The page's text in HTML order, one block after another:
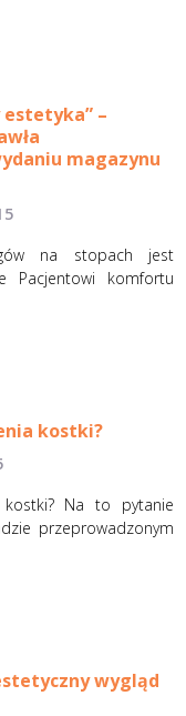
–
magazynu
na stopach jest
Pacjentowi komfortu
kostki?
kostki? Na to pytanie
przeprowadzonym
wygląd